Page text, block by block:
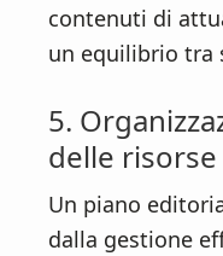
contenuti di
un equilibrio tra
5.
delle risorse
Un piano
dalla gestione